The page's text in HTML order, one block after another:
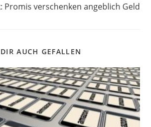
Promis verschenken angeblich Geld
AUCH GEFALLEN